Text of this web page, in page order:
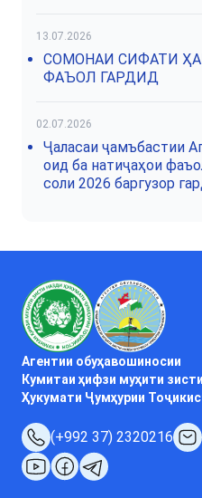
13.07.2026
СОМОНАИ СИФАТИ
ФАЪОЛ ГАРДИД
02.07.2026
Ҷаласаи ҷамъбастии
оид ба натиҷаҳои
соли 2026 баргузор
Агентии обуҳавошиносии
Кумитаи ҳифзи муҳити
Ҳукумати Ҷумҳурии
(+992 37) 2320216